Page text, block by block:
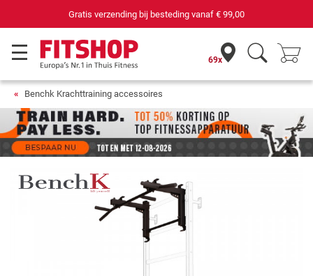
Gratis verzending bij besteding vanaf € 99,00
69x
Benchk Krachttraining accessoires